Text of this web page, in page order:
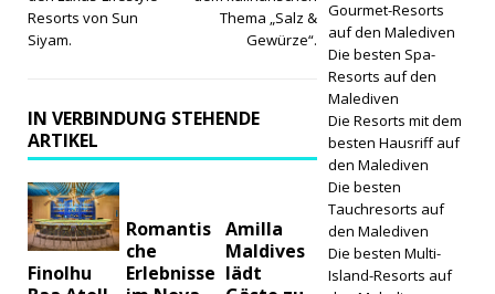
Resorts von Sun
Siyam.
Thema „Salz &
Gewürze“.
IN VERBINDUNG STEHENDE
ARTIKEL
Finolhu
Romantis
che
Erlebnisse
Amilla
Maldives
lädt
Gourmet-Resorts
auf den Malediven
Die besten Spa-
Resorts auf den
Malediven
Die Resorts mit dem
besten Hausriff auf
den Malediven
Die besten
Tauchresorts auf
den Malediven
Die besten Multi-
Island-Resorts auf